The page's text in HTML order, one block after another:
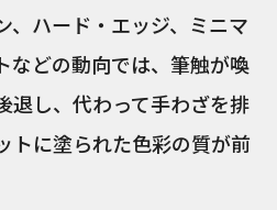
、ハード・エッジ、ミニマ
などの動向では、筆触が喚
退し、代わって手わざを排
トに塗られた色彩の質が前